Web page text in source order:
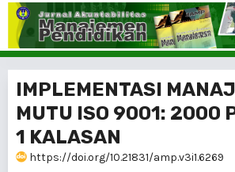
IMPLEMENTASI
MUTU ISO 9001: 2000
1 KALASAN
https://doi.org/10.21831/amp.v3i1.6269